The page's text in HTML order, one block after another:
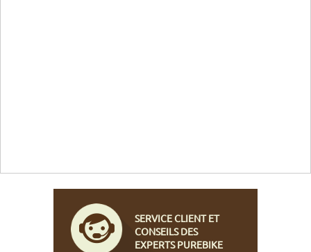
SERVICE CLIENT ET
CONSEILS DES
EXPERTS PUREBIKE